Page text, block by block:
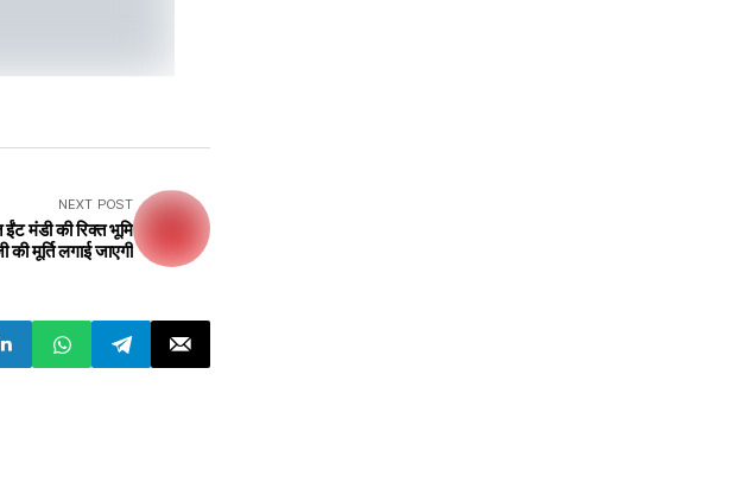
NEXT POST
मंडी की रिक्त भूमि
की मूर्ति लगाई जाएगी